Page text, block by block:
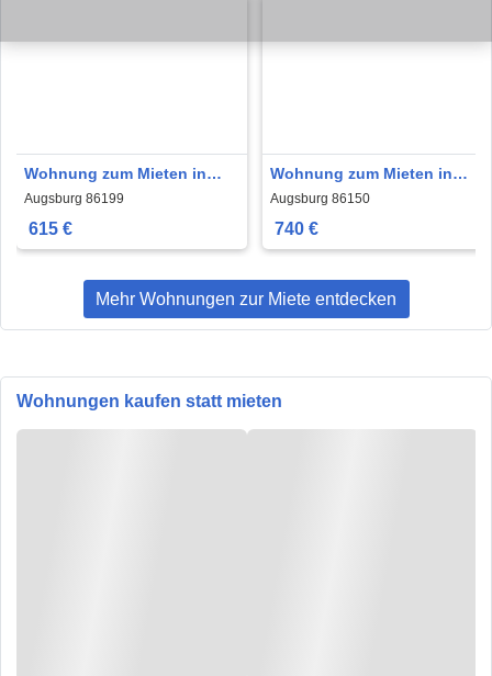
Wohnung zum Mieten in
Augsburg 615 € 41 m²
Augsburg 86199
615 €
Wohnung zum Mieten in
Augsburg 740 € 74 m²
Augsburg 86150
740 €
Mehr Wohnungen zur Miete entdecken
Wohnungen kaufen statt mieten